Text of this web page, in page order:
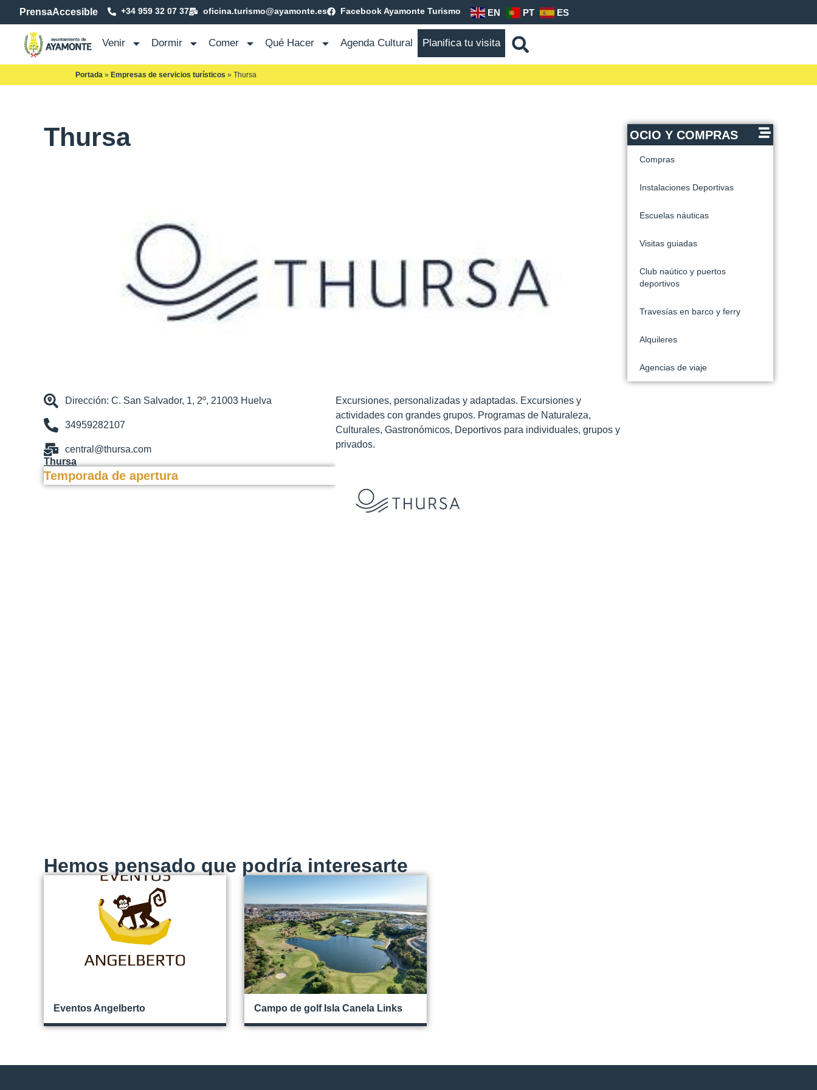
PrensaAccesible +34 959 32 07 37 oficina.turismo@ayamonte.es Facebook Ayamonte Turismo EN PT ES
Venir Dormir Comer Qué Hacer Agenda Cultural Planifica tu visita
Portada » Empresas de servicios turísticos » Thursa
Thursa
Dirección: C. San Salvador, 1, 2º, 21003 Huelva
34959282107
central@thursa.com
Thursa
Temporada de apertura
Excursiones, personalizadas y adaptadas. Excursiones y
actividades con grandes grupos. Programas de Naturaleza,
Culturales, Gastronómicos, Deportivos para individuales, grupos y
privados.
Hemos pensado que podría interesarte
Eventos Angelberto Campo de golf Isla Canela Links
OCIO Y COMPRAS
Compras
Instalaciones Deportivas
Escuelas náuticas
Visitas guiadas
Club naútico y puertos
deportivos
Travesías en barco y ferry
Alquileres
Agencias de viaje